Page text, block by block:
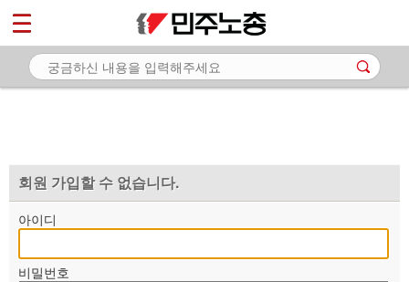
회원 가입할 수 없습니다.
아이디
비밀번호
마이페이지
소개
자료
부설기관